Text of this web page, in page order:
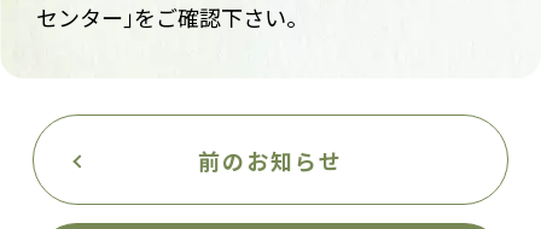
センター｣をご確認下さい。
前のお知らせ